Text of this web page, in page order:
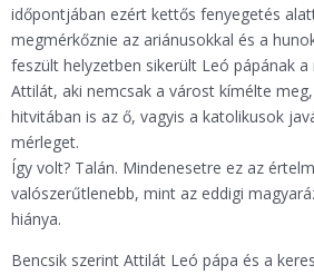
időpontjában ezért kettős fenyegetés
megmérkőznie az ariánusokkal és a
feszült helyzetben sikerült Leó pápának
Attilát, aki nemcsak a várost kímélte
hitvitában is az ő, vagyis a katolikusok
mérleget.
Így volt? Talán. Mindenesetre ez az
valószerűtlenebb, mint az eddigi
hiánya.
Bencsik szerint Attilát Leó pápa és a